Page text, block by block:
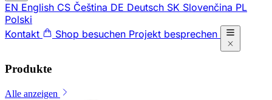
EN English CS Čeština DE Deutsch SK Slovenčina PL
Polski
Kontakt
Shop besuchen Projekt besprechen
Produkte
Alle anzeigen